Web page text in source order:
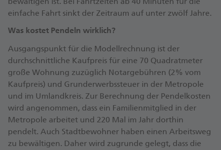
einfache Fahrt sinkt der Zeitraum auf unter zwölf Jahre.
Was kostet Pendeln wirklich?
Ausgangspunkt für die Modellrechnung ist der
durchschnittliche Kaufpreis für eine 70 Quadratmeter
große Wohnung zuzüglich Notargebühren (2% vom
Kaufpreis) und Grunderwerbssteuer in der Metropole
und im Umlandkreis. Zur Berechnung der Pendelkosten
wird angenommen, dass ein Familienmitglied in der
Metropole arbeitet und 220 Mal im Jahr dorthin
pendelt. Auch Stadtbewohner haben einen Arbeitsweg
zu bewältigen. Daher wird zugrunde gelegt, dass die